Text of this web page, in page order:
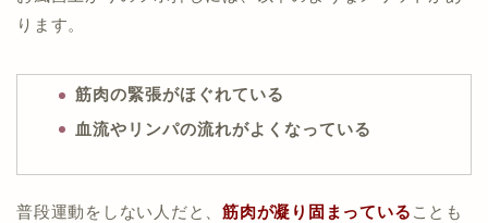
ります。
筋肉の緊張がほぐれている
血流やリンパの流れがよくなっている
普段運動をしない人だと、筋肉が凝り固まっている ことも